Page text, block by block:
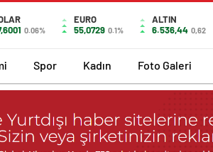
0.06%
EURO
55,0729 0.1%
ALTIN
6.536,44 0,62
Spor Kadın Foto Galeri